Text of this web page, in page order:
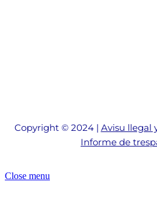
Copyright © 2024 | Avisu llegal
Informe de
Close menu